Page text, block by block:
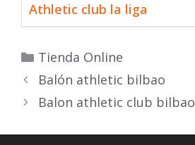
Athletic club la liga
Categorías
Tienda Online
Balón athletic bilbao
Balon athletic club bilbao